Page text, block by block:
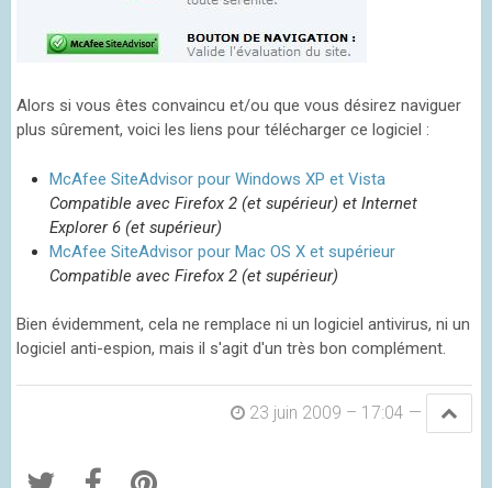
Alors si vous êtes convaincu et/ou que vous désirez naviguer
plus sûrement, voici les liens pour télécharger ce logiciel :
McAfee SiteAdvisor pour Windows XP et Vista
Compatible avec Firefox 2 (et supérieur) et Internet
Explorer 6 (et supérieur)
McAfee SiteAdvisor pour Mac OS X et supérieur
Compatible avec Firefox 2 (et supérieur)
Bien évidemment, cela ne remplace ni un logiciel antivirus, ni un
logiciel anti-espion, mais il s'agit d'un très bon complément.
23 juin 2009 – 17:04 —